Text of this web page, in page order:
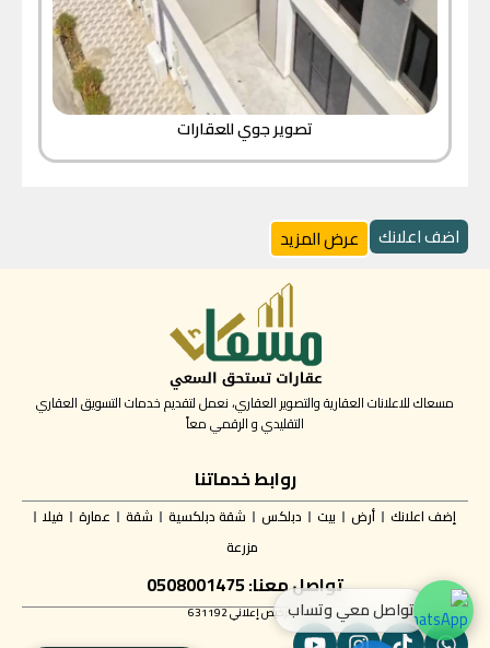
تصوير جوي للعقارات
اضف اعلانك عرض المزيد
مسعاك للاعلانات العقارية والتصوير العقاري، نعمل لتقديم خدمات التسويق العقاري
التقليدي و الرقمي معاً
روابط خدماتنا
إضف اعلانك أرض بيت دبلكس شقة دبلكسية شقة عمارة
فيلا
مزرعة
تواصل معنا: 0508001475
✅ ترخيص إعلاني 631192تواصل معي وتساب